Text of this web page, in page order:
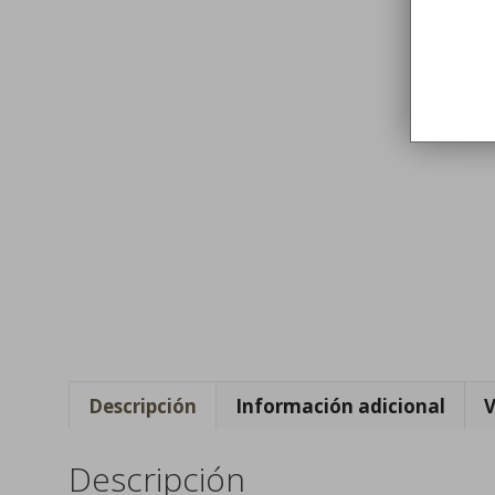
Descripción Información adicional
Descripción